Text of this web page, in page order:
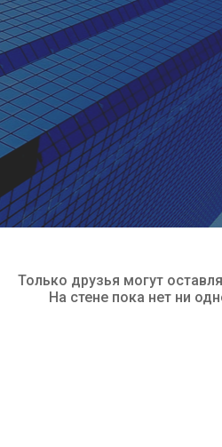
Только друзья могут
На стене пока нет ни